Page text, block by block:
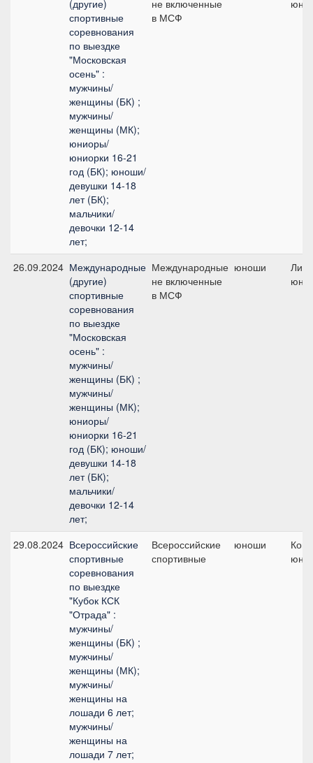
(другие)
спортивные
соревнования
по выездке
"Московская
осень" :
мужчины/
женщины (БК) ;
мужчины/
женщины (МК);
юниоры/
юниорки 16-21
год (БК); юноши/
девушки 14-18
лет (БК);
мальчики/
девочки 12-14
лет;
не включенные
в МСФ
26.09.2024 Международные
(другие)
спортивные
соревнования
по выездке
"Московская
осень" :
мужчины/
женщины (БК) ;
мужчины/
женщины (МК);
юниоры/
юниорки 16-21
год (БК); юноши/
девушки 14-18
лет (БК);
мальчики/
девочки 12-14
лет;
Международные
не включенные
в МСФ
юноши
29.08.2024 Всероссийские
спортивные
соревнования
по выездке
"Кубок КСК
"Отрада" :
мужчины/
женщины (БК) ;
мужчины/
женщины (МК);
мужчины/
женщины на
лошади 6 лет;
мужчины/
женщины на
лошади 7 лет;
Всероссийские
спортивные
юноши